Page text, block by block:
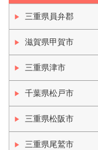
三重県員弁郡
滋賀県甲賀市
三重県津市
千葉県松戸市
三重県松阪市
三重県尾鷲市